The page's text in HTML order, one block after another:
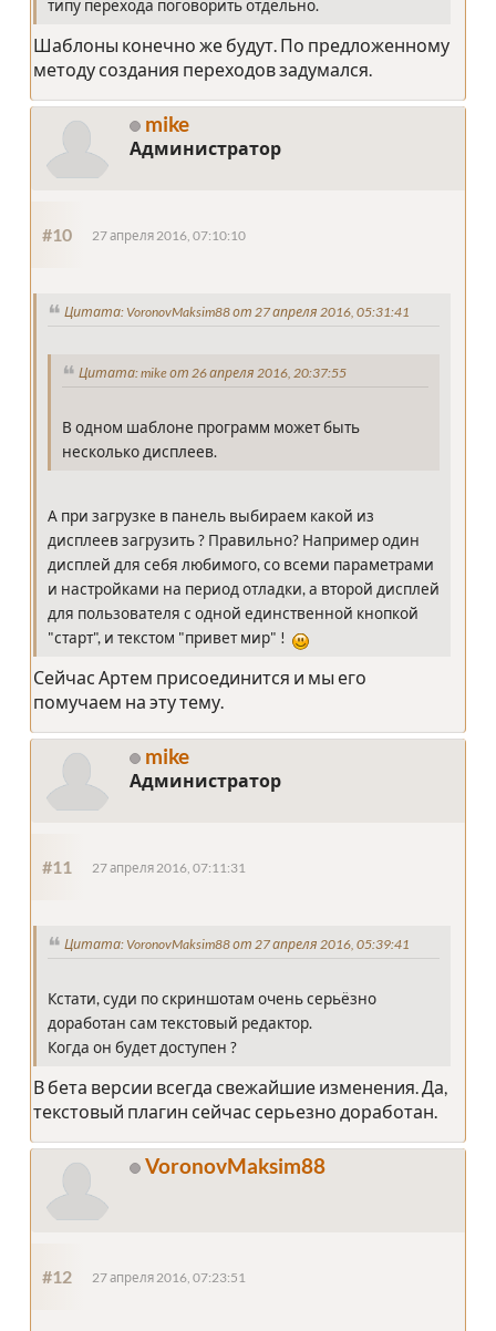
типу перехода поговорить отдельно.
Шаблоны конечно же будут. По предложенному
методу создания переходов задумался.
mike
Администратор
#10 27 апреля 2016, 07:10:10
Цитата: VoronovMaksim88 от 27 апреля 2016, 05:31:41
Цитата: mike от 26 апреля 2016, 20:37:55
В одном шаблоне программ может быть
несколько дисплеев.
А при загрузке в панель выбираем какой из
дисплеев загрузить ? Правильно? Например один
дисплей для себя любимого, со всеми параметрами
и настройками на период отладки, а второй дисплей
для пользователя с одной единственной кнопкой
"старт", и текстом "привет мир" !
Сейчас Артем присоединится и мы его
помучаем на эту тему.
mike
Администратор
#11 27 апреля 2016, 07:11:31
Цитата: VoronovMaksim88 от 27 апреля 2016, 05:39:41
Кстати, суди по скриншотам очень серьёзно
доработан сам текстовый редактор.
Когда он будет доступен ?
В бета версии всегда свежайшие изменения. Да,
текстовый плагин сейчас серьезно доработан.
VoronovMaksim88
#12 27 апреля 2016, 07:23:51